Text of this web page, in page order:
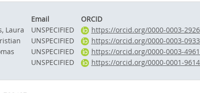
Email ORCID
Laura
UNSPECIFIED https://orcid.org/0000-0003-
UNSPECIFIED https://orcid.org/0000-0003-
UNSPECIFIED https://orcid.org/0000-0003-
UNSPECIFIED https://orcid.org/0000-0001-